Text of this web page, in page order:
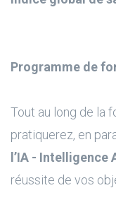
Programme de
Tout au long de la
pratiquerez, en
l’IA -
réussite de vos